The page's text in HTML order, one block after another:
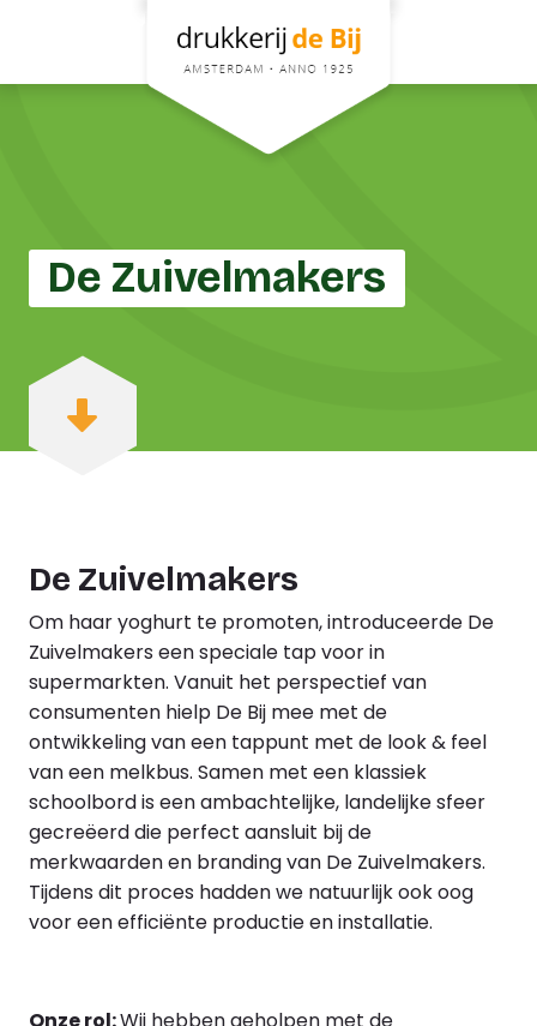
De Zuivelmakers
De Zuivelmakers
Om haar yoghurt te promoten, introduceerde De
Zuivelmakers een speciale tap voor in
supermarkten. Vanuit het perspectief van
consumenten hielp De Bij mee met de
ontwikkeling van een tappunt met de look & feel
van een melkbus. Samen met een klassiek
schoolbord is een ambachtelijke, landelijke sfeer
gecreëerd die perfect aansluit bij de
merkwaarden en branding van De Zuivelmakers.
Tijdens dit proces hadden we natuurlijk ook oog
voor een efficiënte productie en installatie.